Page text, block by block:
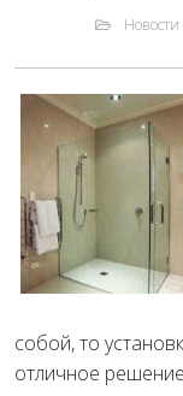
Новости
собой, то
отличное